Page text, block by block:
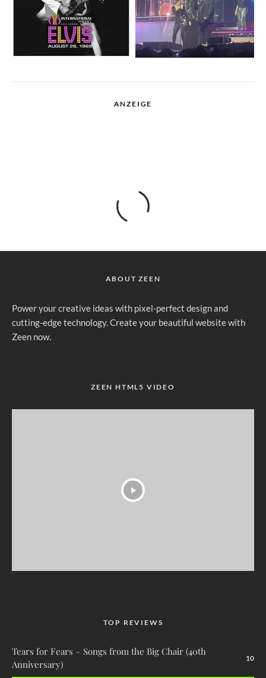
ANZEIGE
ABOUT ZEEN
Power your creative ideas with pixel-perfect design and
cutting-edge technology. Create your beautiful website with
Zeen now.
ZEEN HTML5 VIDEO
TOP REVIEWS
Tears for Fears – Songs from the Big Chair (40th
Anniversary)
10